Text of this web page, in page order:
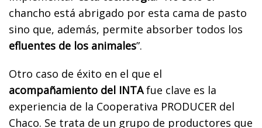
chancho está abrigado por esta cama de pasto
sino que, además, permite absorber todos los
efluentes de los animales”.
Otro caso de éxito en el que el
acompañamiento del INTAfue clave es la
experiencia de la Cooperativa PRODUCER del
Chaco. Se trata de un grupo de productores que